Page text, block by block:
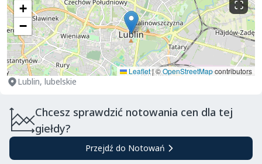
+
−
Leaflet|©OpenStreetMapcontributors
Lublin, lubelskie
Chcesz sprawdzić notowania cen dla tej
giełdy?
Przejdź do Notowań